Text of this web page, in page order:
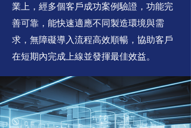
業上，經多個客戶成功案例驗證，功能完
善可靠，能快速適應不同製造環境與需
求，無障礙導入流程高效順暢，協助客戶
在短期內完成上線並發揮最佳效益。